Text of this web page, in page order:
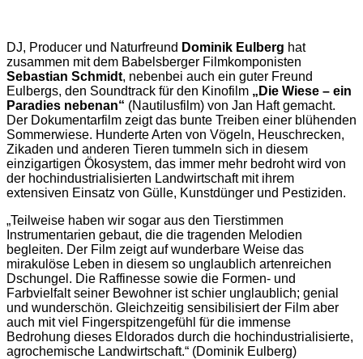
DJ, Producer und Naturfreund Dominik Eulberg hat
zusammen mit dem Babelsberger Filmkomponisten
Sebastian Schmidt, nebenbei auch ein guter Freund
Eulbergs, den Soundtrack für den Kinofilm „Die Wiese – ein
Paradies nebenan“ (Nautilusfilm) von Jan Haft gemacht.
Der Dokumentarfilm zeigt das bunte Treiben einer blühenden
Sommerwiese. Hunderte Arten von Vögeln, Heuschrecken,
Zikaden und anderen Tieren tummeln sich in diesem
einzigartigen Ökosystem, das immer mehr bedroht wird von
der hochindustrialisierten Landwirtschaft mit ihrem
extensiven Einsatz von Gülle, Kunstdünger und Pestiziden.
„Teilweise haben wir sogar aus den Tierstimmen
Instrumentarien gebaut, die die tragenden Melodien
begleiten. Der Film zeigt auf wunderbare Weise das
mirakulöse Leben in diesem so unglaublich artenreichen
Dschungel. Die Raffinesse sowie die Formen- und
Farbvielfalt seiner Bewohner ist schier unglaublich; genial
und wunderschön. Gleichzeitig sensibilisiert der Film aber
auch mit viel Fingerspitzengefühl für die immense
Bedrohung dieses Eldorados durch die hochindustrialisierte,
agrochemische Landwirtschaft.“ (Dominik Eulberg)